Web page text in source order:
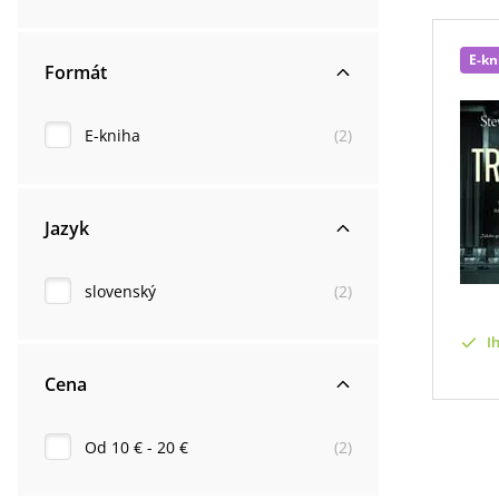
Formát
E-kniha (2)
Jazyk
slovenský (2)
Cena
Od 10 € - 20 € (2)
E-